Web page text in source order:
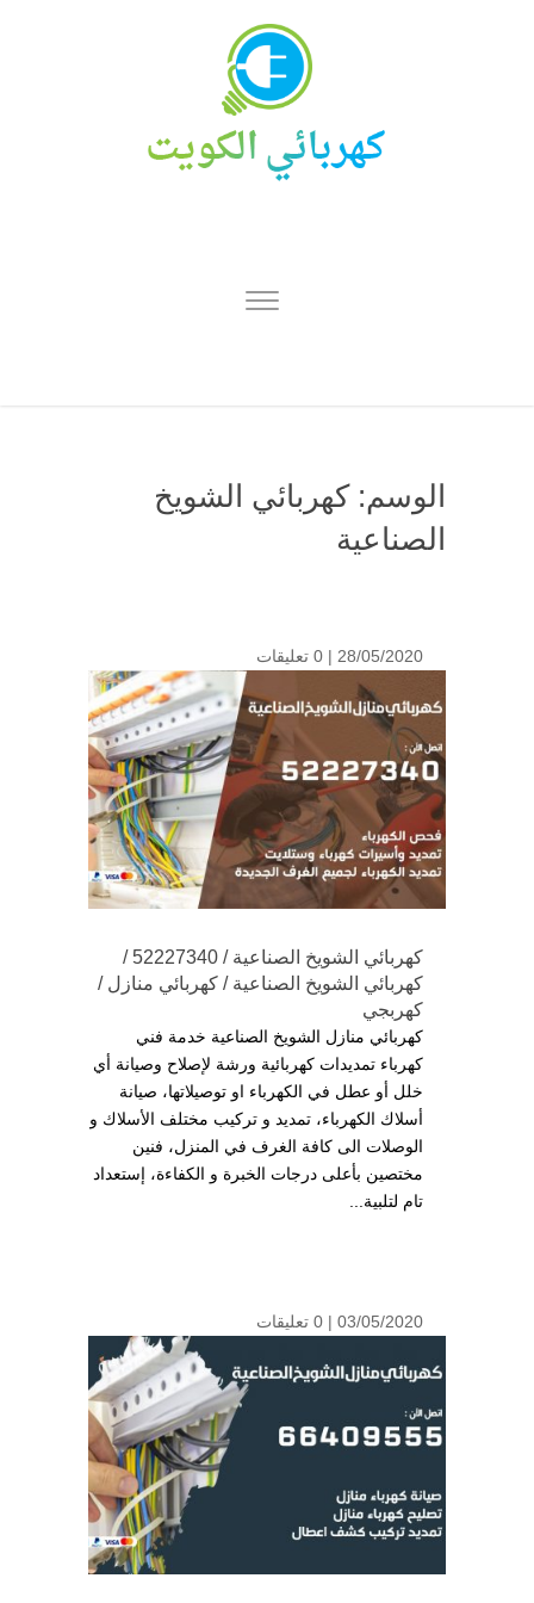
الوسم:كهربائي الشويخ
الصناعية
28/05/2020 | 0 تعليقات
كهربائي الشويخ الصناعية / 52227340 /
كهربائي الشويخ الصناعية / كهربائي منازل /
كهربجي
كهربائي منازل الشويخ الصناعية خدمة فني
كهرباء تمديدات كهربائية ورشة لإصلاح وصيانة أي
خلل أو عطل في الكهرباء او توصيلاتها، صيانة
أسلاك الكهرباء، تمديد و تركيب مختلف الأسلاك و
الوصلات الى كافة الغرف في المنزل، فنين
مختصين بأعلى درجات الخبرة و الكفاءة، إستعداد
تام لتلبية...
03/05/2020 | 0 تعليقات